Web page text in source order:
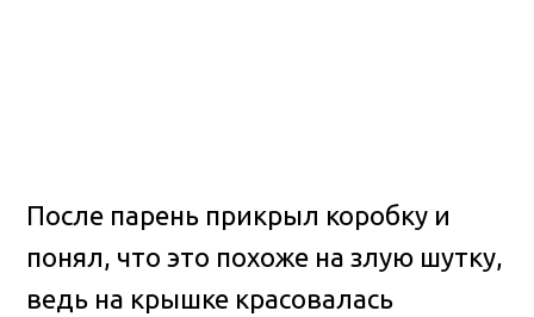
После парень прикрыл коробку и
понял, что это похоже на злую шутку,
ведь на крышке красовалась